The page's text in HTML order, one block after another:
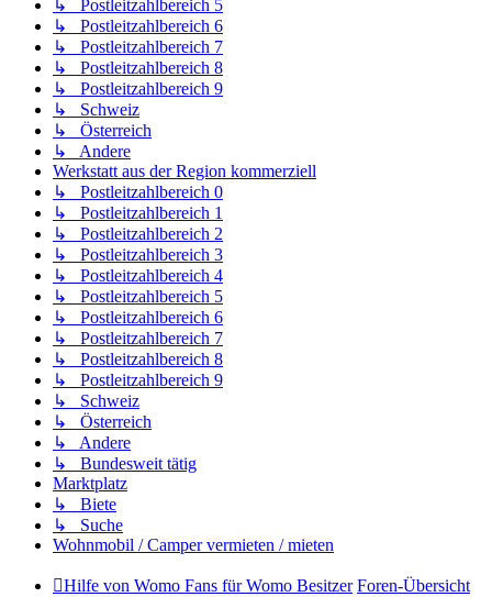
↳ Postleitzahlbereich 5
↳ Postleitzahlbereich 6
↳ Postleitzahlbereich 7
↳ Postleitzahlbereich 8
↳ Postleitzahlbereich 9
↳ Schweiz
↳ Österreich
↳ Andere
Werkstatt aus der Region kommerziell
↳ Postleitzahlbereich 0
↳ Postleitzahlbereich 1
↳ Postleitzahlbereich 2
↳ Postleitzahlbereich 3
↳ Postleitzahlbereich 4
↳ Postleitzahlbereich 5
↳ Postleitzahlbereich 6
↳ Postleitzahlbereich 7
↳ Postleitzahlbereich 8
↳ Postleitzahlbereich 9
↳ Schweiz
↳ Österreich
↳ Andere
↳ Bundesweit tätig
Marktplatz
↳ Biete
↳ Suche
Wohnmobil / Camper vermieten / mieten
Hilfe von Womo Fans für Womo Besitzer Foren-Übersicht